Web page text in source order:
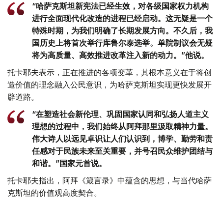
“哈萨克斯坦新宪法已经生效，对各级国家权力机构
进行全面现代化改造的进程已经启动。这无疑是一个
特殊时期，为我们明确了长期发展方向。不久后，我
国历史上将首次举行库鲁尔泰选举。单院制议会无疑
将为高质量、高效推进改革注入新的动力。”他说。
托卡耶夫表示，正在推进的各项变革，其根本意义在于将创
造价值的理念融入公民意识，为哈萨克斯坦实现更快发展开
辟道路。
“在塑造社会新伦理、巩固国家认同和弘扬人道主义
理想的过程中，我们始终从阿拜那里汲取精神力量。
伟大诗人以远见卓识让人们认识到，博学、勤劳和责
任感对于民族未来至关重要，并号召民众维护团结与
和谐。”国家元首说。
托卡耶夫指出，阿拜《箴言录》中蕴含的思想，与当代哈萨
克斯坦的价值观高度契合。